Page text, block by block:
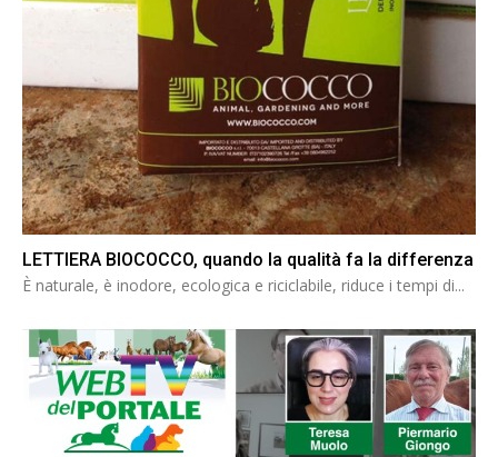
LETTIERA BIOCOCCO, quando la qualità fa la differenza
È naturale, è inodore, ecologica e riciclabile, riduce i tempi di...